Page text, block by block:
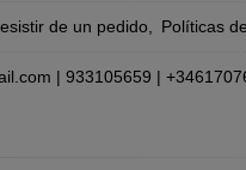
de un pedido Políticas
|933105659 |